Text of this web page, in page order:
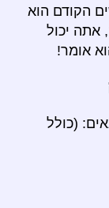
הקודם הוא
יכול
אומר!
(כולל